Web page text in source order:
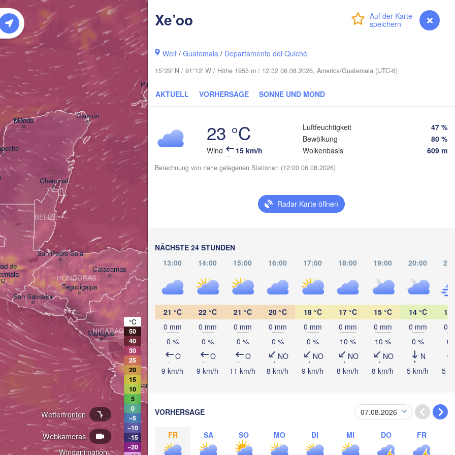
myVentusky Vorhersage
Xe’oo
Welt /Guatemala / Departamento del Quiché
15°29' N / 91°12' W / Höhe 1955 m / 12:32 06.08.2026, America/Guatemala (UTC-6)
AKTUELL VORHERSAGE SONNE UND MOND
23 °C
Wind 15 km/h
Luftfeuchtigkeit
47 %
Bewölkung
80 %
Wolkenbasis
609 m
Berechnung von nahe gelegenen Stationen (12:00 06.08.2026)
Radar-Karte öffnen
NÄCHSTE 24 STUNDEN
13:00
14:00 15:00 16:00 17:00 18:00 19:00 20:00
21 °C
0 mm
0 %
O
9 km/h
22 °C
0 mm
0 %
O
9 km/h
21 °C
0 mm
0 %
O
11 km/h
20 °C
0 mm
0 %
NO
8 km/h
18 °C
0 mm
0 %
NO
9 km/h
17 °C
0 mm
10 %
NO
8 km/h
15 °C
0 mm
10 %
NO
8 km/h
14 °C
0 mm
0 %
N
5 km/h
14
0
0
5
VORHERSAGE
FR SA SO MO DI MI DO FR
Windanimation:
Webkameras
Wetterfronten
de
La Habana
Pinar del Río
Tegucigalpa
Managua
Mérida Cancún
San Pedro Sula
San Salvador
Catacamas
Ciego de Ávila
Chetumal
NICARAGUA
HONDURAS
BELIZE
San José
COSTA RICA
Kingston
Riohacha
Holguín
Maracaibo
Barranquilla
Cúcuta
Apartadó
Valledupar
°C
50
40
30
25
20
15
10
5
0
−5
−10
−15
−20